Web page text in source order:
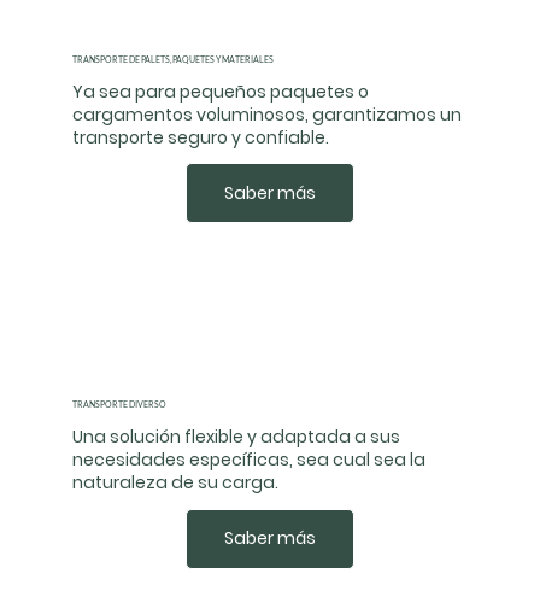
TRANSPORTE DE PALETS, PAQUETES Y MATERIALES
Ya sea para pequeños paquetes o
cargamentos voluminosos, garantizamos un
transporte seguro y confiable.
Saber más
TRANSPORTE DIVERSO
Una solución flexible y adaptada a sus
necesidades específicas, sea cual sea la
naturaleza de su carga.
Saber más